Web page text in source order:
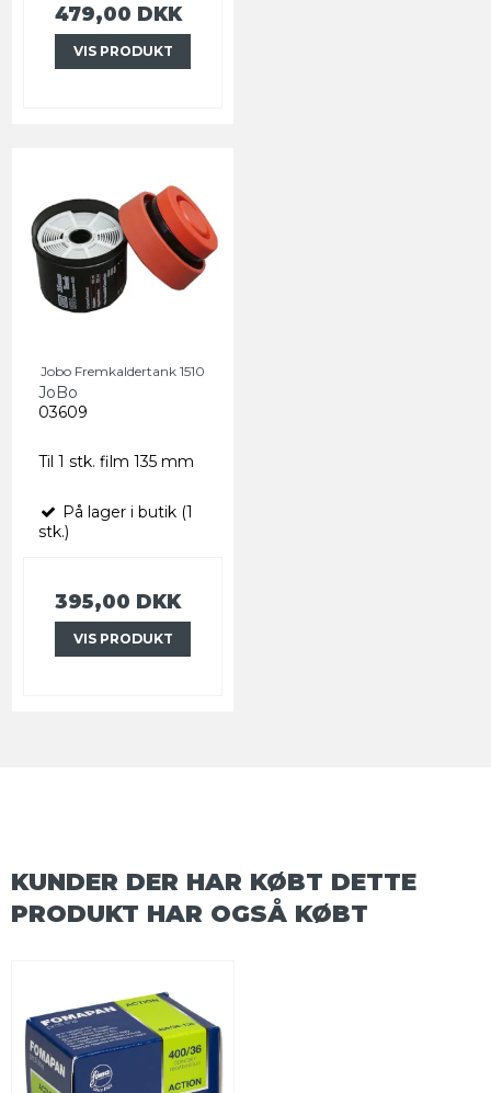
479,00 DKK
VIS PRODUKT
Jobo Fremkaldertank 1510
JoBo
03609
Til 1 stk. film 135 mm
På lager i butik (1
stk.)
395,00 DKK
VIS PRODUKT
KUNDER DER HAR KØBT DETTE
PRODUKT HAR OGSÅ KØBT